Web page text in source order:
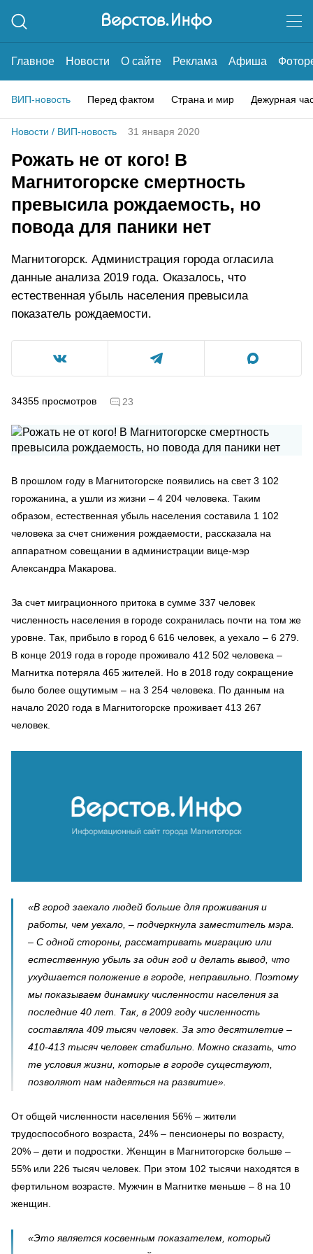
Главное Новости О сайте Реклама Афиша
ВИП-новость Перед фактом Страна и мир Дежурная
Новости / ВИП-новость 31 января 2020
Рожать не от кого! В
Магнитогорске смертность
превысила рождаемость, но
повода для паники нет
Магнитогорск. Администрация города огласила
данные анализа 2019 года. Оказалось, что
естественная убыль населения превысила
показатель рождаемости.
34355 просмотров 23
В прошлом году в Магнитогорске появились на свет 3 102
горожанина, а ушли из жизни – 4 204 человека. Таким
образом, естественная убыль населения составила 1 102
человека за счет снижения рождаемости, рассказала на
аппаратном совещании в администрации вице-мэр
Александра Макарова.
За счет миграционного притока в сумме 337 человек
численность населения в городе сохранилась почти на том же
уровне. Так, прибыло в город 6 616 человек, а уехало – 6 279.
В конце 2019 года в городе проживало 412 502 человека –
Магнитка потеряла 465 жителей. Но в 2018 году сокращение
было более ощутимым – на 3 254 человека. По данным на
начало 2020 года в Магнитогорске проживает 413 267
человек.
«В город заехало людей больше для проживания и
работы, чем уехало, – подчеркнула заместитель мэра.
– С одной стороны, рассматривать миграцию или
естественную убыль за один год и делать вывод, что
ухудшается положение в городе, неправильно. Поэтому
мы показываем динамику численности населения за
последние 40 лет. Так, в 2009 году численность
составляла 409 тысяч человек. За это десятилетие –
410-413 тысяч человек стабильно. Можно сказать, что
те условия жизни, которые в городе существуют,
позволяют нам надеяться на развитие».
От общей численности населения 56% – жители
трудоспособного возраста, 24% – пенсионеры по возрасту,
20% – дети и подростки. Женщин в Магнитогорске больше –
55% или 226 тысяч человек. При этом 102 тысячи находятся в
фертильном возрасте. Мужчин в Магнитке меньше – 8 на 10
женщин.
«Это является косвенным показателем, который